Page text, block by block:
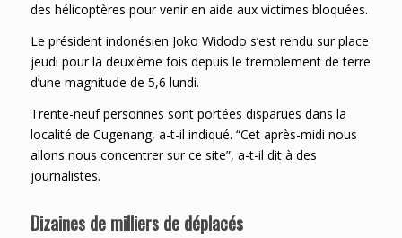
des hélicoptères pour venir en aide aux victimes bloquées.
Le président indonésien Joko Widodo s’est rendu sur place
jeudi pour la deuxième fois depuis le tremblement de terre
d’une magnitude de 5,6 lundi.
Trente-neuf personnes sont portées disparues dans la
localité de Cugenang, a-t-il indiqué. “Cet après-midi nous
allons nous concentrer sur ce site”, a-t-il dit à des
journalistes.
Dizaines de milliers de déplacés